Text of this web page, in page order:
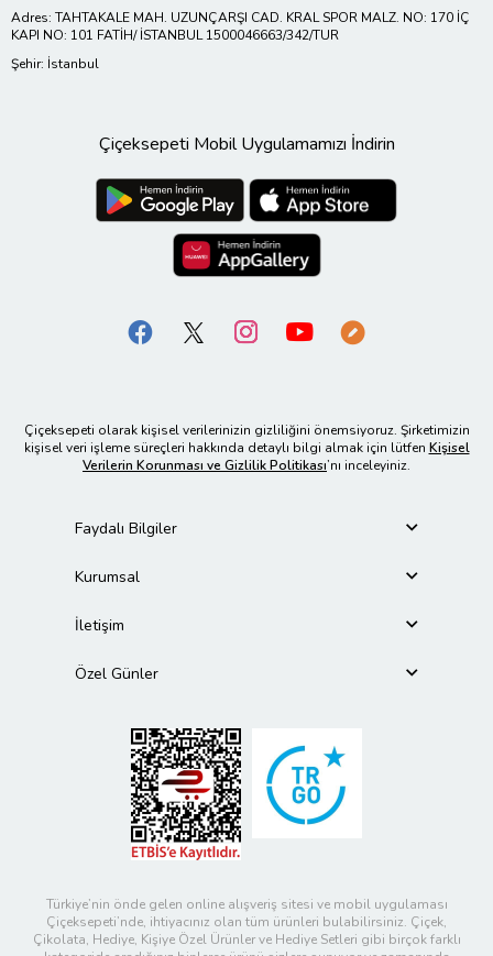
Adres: TAHTAKALE MAH. UZUNÇARŞI CAD. KRAL SPOR MALZ. NO: 170 İÇ
KAPI NO: 101 FATİH/ İSTANBUL 1500046663/342/TUR
Şehir: İstanbul
Çiçeksepeti Mobil Uygulamamızı İndirin
Çiçeksepeti olarak kişisel verilerinizin gizliliğini önemsiyoruz. Şirketimizin
kişisel veri işleme süreçleri hakkında detaylı bilgi almak için lütfen Kişisel
Verilerin Korunması ve Gizlilik Politikası’nı inceleyiniz.
Faydalı Bilgiler
Kurumsal
İletişim
Özel Günler
Türkiye’nin önde gelen online alışveriş sitesi ve mobil uygulaması
Çiçeksepeti’nde, ihtiyacınız olan tüm ürünleri bulabilirsiniz. Çiçek,
Çikolata, Hediye, Kişiye Özel Ürünler ve Hediye Setleri gibi birçok farklı